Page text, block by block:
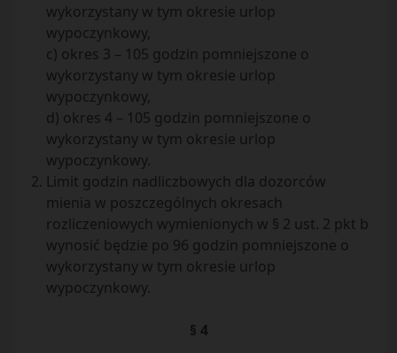
wykorzystany w tym okresie urlop
wypoczynkowy,
c) okres 3 – 105 godzin pomniejszone o
wykorzystany w tym okresie urlop
wypoczynkowy,
d) okres 4 – 105 godzin pomniejszone o
wykorzystany w tym okresie urlop
wypoczynkowy.
Limit godzin nadliczbowych dla dozorców
mienia w poszczególnych okresach
rozliczeniowych wymienionych w § 2 ust. 2 pkt b
wynosić będzie po 96 godzin pomniejszone o
wykorzystany w tym okresie urlop
wypoczynkowy.
§ 4